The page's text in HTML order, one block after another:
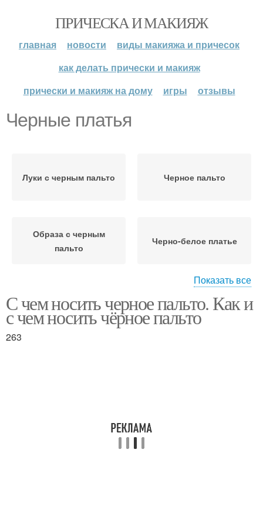
ПРИЧЕСКА И МАКИЯЖ
главная новости
виды макияжа и причесок
как делать прически и макияж
прически и макияж на дому
игры отзывы
Черные платья
Луки с черным пальто Черное пальто
Образа с черным
пальто
Черно-белое платье
Черное платье Черная футболка
Показать все
С чем носить черное пальто. Как и
с чем носить чёрное пальто
263